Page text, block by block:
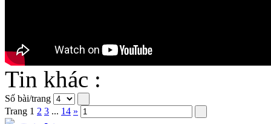
Tin khác :
Số bài/trang
Trang 1 2 3 ... 14 »